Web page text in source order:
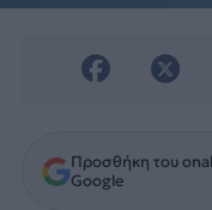
Προσθήκη του
Google